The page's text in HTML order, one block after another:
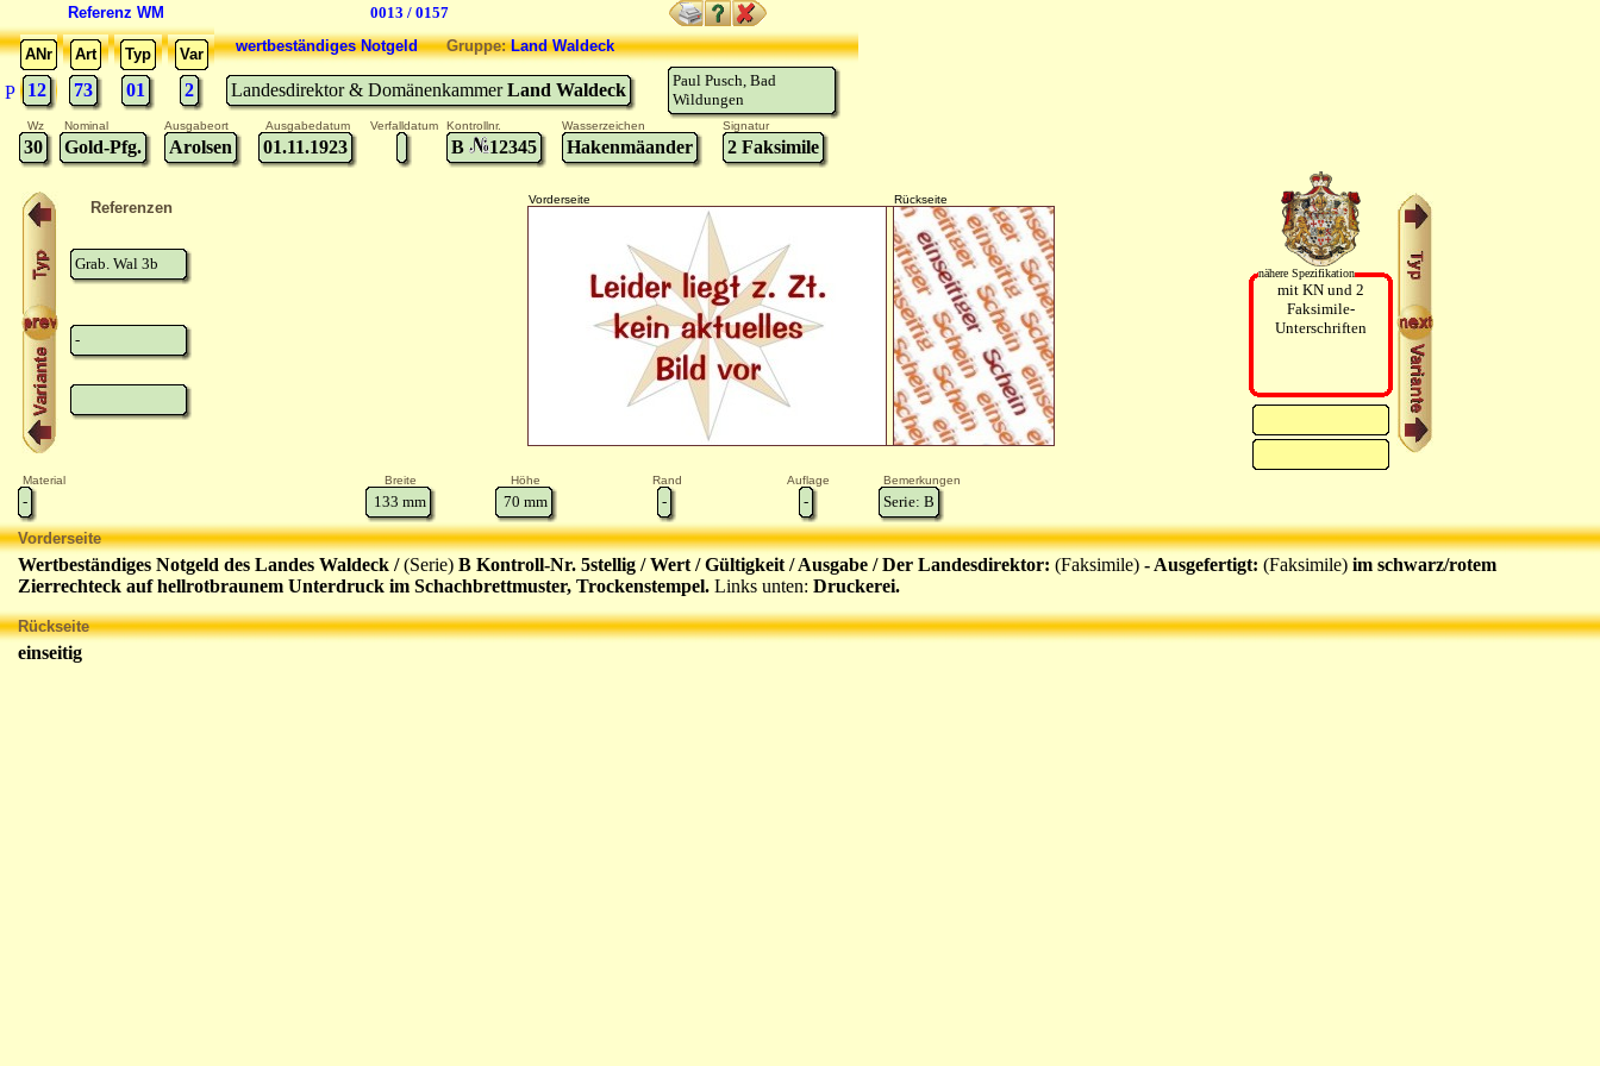
Referenz WM 0013 / 0157
ANr Art Typ Var
P 12 73 01 2
wertbeständiges NotgeldGruppe:Land Waldeck
Landesdirektor & DomänenkammerLand Waldeck
Paul Pusch, Bad
Wildungen
Wz Nominal Ausgabeort Ausgabedatum Verfalldatum Kontrollnr. Wasserzeichen Signatur
30 Gold-Pfg. Arolsen 01.11.1923 B 12345 Hakenmäander 2 Faksimile
Referenzen
Grab. Wal 3b
-
Vorderseite Rückseite
nähere Spezifikation
mit KN und 2
Faksimile-
Unterschriften
Material Breite Höhe Rand Auflage Bemerkungen
- 133 mm 70 mm - - Serie: B
Vorderseite
Wertbeständiges Notgeld des Landes Waldeck /(Serie) B Kontroll-Nr. 5stellig / Wert / Gültigkeit / Ausgabe / Der Landesdirektor: (Faksimile) - Ausgefertigt: (Faksimile) im schwarz/rotem
Zierrechteck auf hellrotbraunem Unterdruck im Schachbrettmuster, Trockenstempel. Links unten: Druckerei.
Rückseite
einseitig